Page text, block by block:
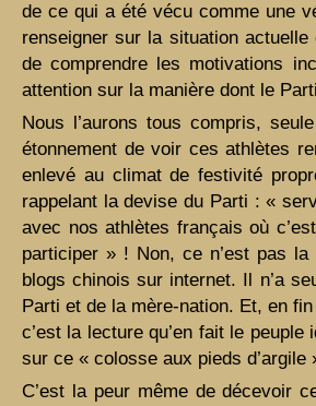
de ce qui a été vécu comme une
renseigner sur la situation
de comprendre les motivations
attention sur la manière dont le
Nous l’aurons tous compris,
étonnement de voir ces athlètes
enlevé au climat de festivité
rappelant la devise du Parti : «
avec nos athlètes français où
participer » ! Non, ce n’est pas la
blogs chinois sur internet. Il n’a
Parti et de la mère-nation. Et, en
c’est la lecture qu’en fait le
sur ce « colosse aux pieds d’argile
C’est la peur même de décevoir